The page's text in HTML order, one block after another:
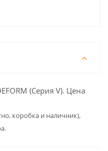
(Серия V). Цена
коробка и наличник),